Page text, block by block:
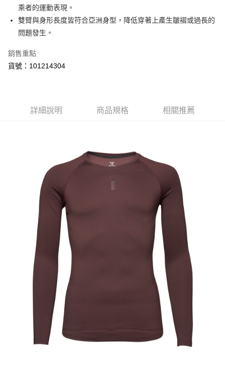
Google Pay
全盈+PAY
運送方式
【付款後7-11取貨】急件勿使用超取
每筆NT$100，滿NT$2,000(含以上)免運費
宅配-澎湖、金門、馬祖
每筆NT$100，滿NT$2,000(含以上)免運費
付款後門市自取
海外直寄/亞洲
乘者的運動表現。
雙臂與身形長度皆符合亞洲身型，降低穿著上產生皺褶或過長的
問題發生。
銷售重點
貨號：101214304
詳細說明 商品規格 相關推薦